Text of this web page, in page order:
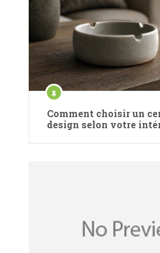
Comment choisir un
design selon votre